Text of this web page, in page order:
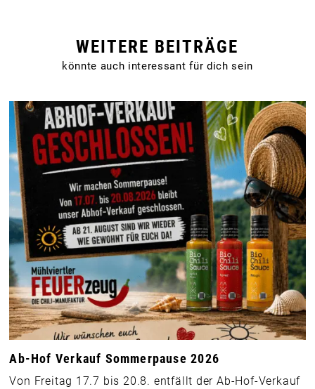
WEITERE BEITRÄGE
könnte auch interessant für dich sein
Ab-Hof Verkauf Sommerpause 2026
Von Freitag 17.7 bis 20.8. entfällt der Ab-Hof-Verkauf